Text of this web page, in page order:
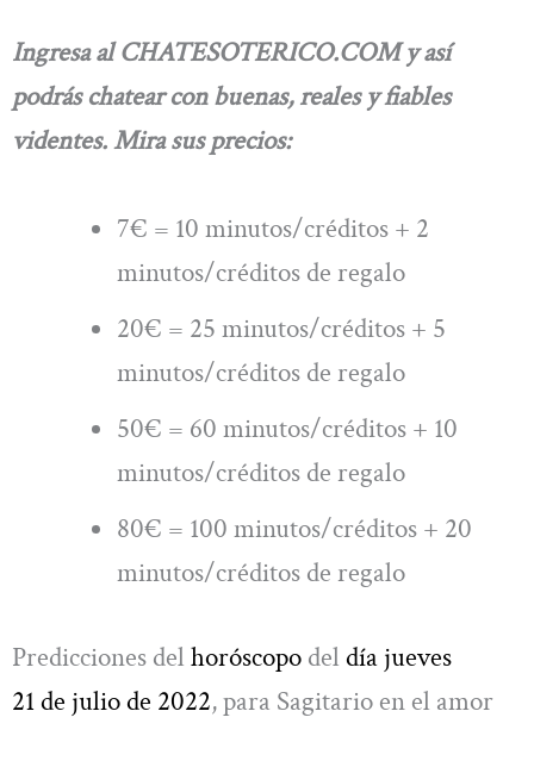
Ingresa al CHATESOTERICO.COM y así
podrás chatear con buenas, reales y fiables
videntes. Mira sus precios:
7€ = 10 minutos/créditos + 2
minutos/créditos de regalo
20€ = 25 minutos/créditos + 5
minutos/créditos de regalo
50€ = 60 minutos/créditos + 10
minutos/créditos de regalo
80€ = 100 minutos/créditos + 20
minutos/créditos de regalo
Predicciones del horóscopo del día jueves
21 de julio de 2022, para Sagitario en el amor